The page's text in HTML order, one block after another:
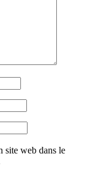
site web dans le